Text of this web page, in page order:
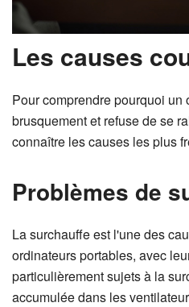
Les causes
Pour comprendre pourquoi un
brusquement et refuse de se
connaître les causes les plus
Problèmes de
La surchauffe est l'une des
ordinateurs portables, avec
particulièrement sujets à la
accumulée dans les